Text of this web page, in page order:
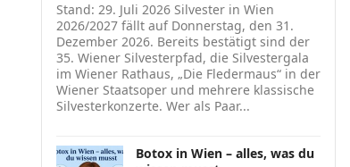
Stand: 29. Juli 2026 Silvester in Wien
2026/2027 fällt auf Donnerstag, den 31.
Dezember 2026. Bereits bestätigt sind der
35. Wiener Silvesterpfad, die Silvestergala
im Wiener Rathaus, „Die Fledermaus“ in der
Wiener Staatsoper und mehrere klassische
Silvesterkonzerte. Wer als Paar...
Botox in Wien – alles, was du